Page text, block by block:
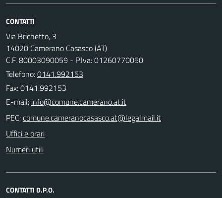
CONTATTI
Via Brichetto, 3
14020 Camerano Casasco (AT)
C.F. 80003090059 - P.Iva: 01260770050
Telefono:0141.992153
Fax: 0141.992153
E-mail:
PEC:
Uffici e orari
Numeri utili
CONTATTI D.P.O.